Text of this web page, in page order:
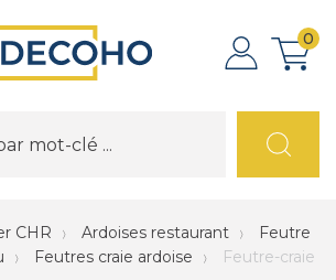
0
CHR Ardoises restaurant
Feutre
Feutres craie ardoise
Feutre-craie